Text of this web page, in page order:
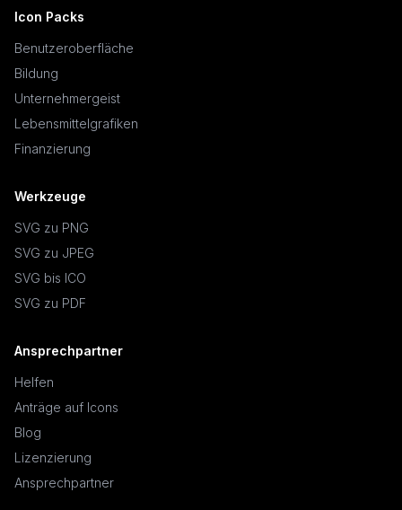
Icon Packs
Benutzeroberfläche
Bildung
Unternehmergeist
Lebensmittelgrafiken
Finanzierung
Werkzeuge
SVG zu PNG
SVG zu JPEG
SVG bis ICO
SVG zu PDF
Ansprechpartner
Helfen
Anträge auf Icons
Blog
Lizenzierung
Ansprechpartner